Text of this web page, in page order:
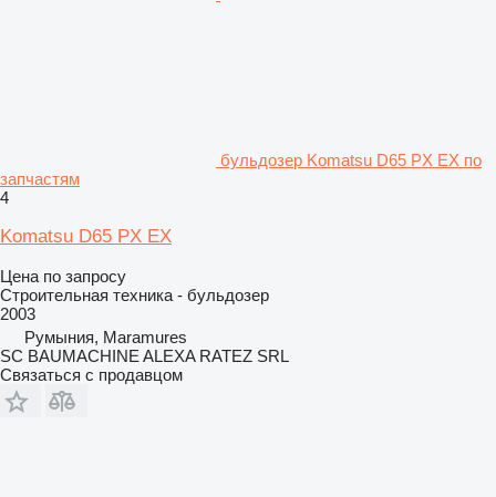
бульдозер Komatsu D65 PX EX по
запчастям
4
Komatsu D65 PX EX
Цена по запросу
Строительная техника - бульдозер
2003
Румыния, Maramures
SC BAUMACHINE ALEXA RATEZ SRL
Связаться с продавцом